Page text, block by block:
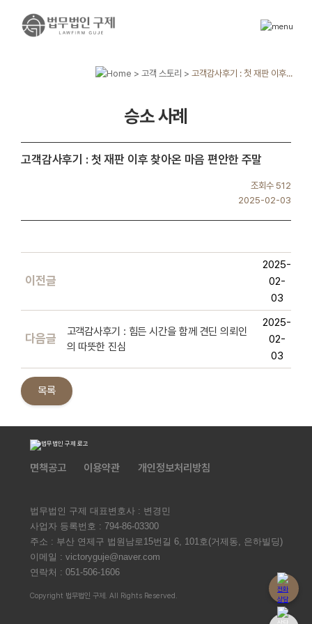
> 고객 스토리 > 고객감사후기 : 첫 재판 이후...
승소 사례
고객감사후기 : 첫 재판 이후 찾아온 마음 편안한 주말
조회수 512
2025-02-03
이전글
2025-
02-
03
다음글
고객감사후기 : 힘든 시간을 함께 견딘 의뢰인
의 따뜻한 진심
2025-
02-
03
목록
면책공고 이용약관 개인정보처리방침
법무법인 구제 대표변호사 : 변경민
사업자 등록번호 : 794-86-03300
주소 : 부산 연제구 법원남로15번길 6, 101호(거제동, 은하빌딩)
이메일 : victoryguje@naver.com
연락처 : 051-506-1606
Copyright 법무법인 구제. All Rights Reserved.